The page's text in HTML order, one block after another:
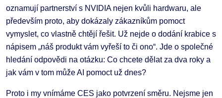
oznamují partnerství s NVIDIA nejen kvůli hardwaru, ale
především proto, aby dokázaly zákazníkům pomoct
vymyslet, co vlastně chtějí řešit. Už nejde o dodání krabice s
nápisem „náš produkt vám vyřeší to či ono“. Jde o společné
hledání odpovědi na otázku: Co chcete dělat za dva roky a
jak vám v tom může AI pomoct už dnes?
Proto i my vnímáme CES jako potvrzení směru. Nejsme jen